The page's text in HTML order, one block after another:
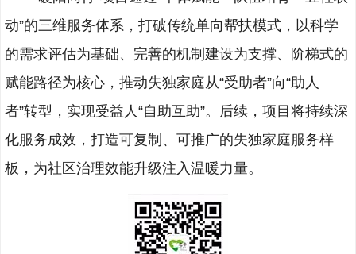
动”的三维服务体系，打破传统单向帮扶模式，以科学
的需求评估为基础、完善的机制建设为支撑、阶梯式的
赋能路径为核心，推动失独家庭从“受助者”向“助人
者”转型，实现受益人“自助互助”。后续，项目将持续深
化服务成效，打造可复制、可推广的失独家庭服务样
板，为社区治理效能升级注入温暖力量。